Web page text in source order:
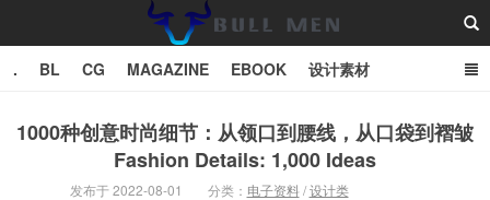
Bull Man斗牛士
. BL CG MAGAZINE EBOOK 设计素材
1000种创意时尚细节：从领口到腰线，从口袋到褶皱
Fashion Details: 1,000 Ideas
发布于 2022-08-01 分类： 电子资料/设计类